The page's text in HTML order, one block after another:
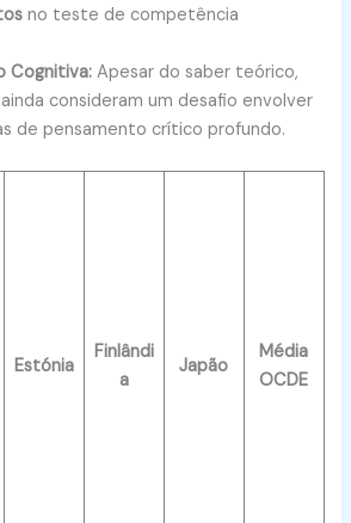
no teste de competência
Cognitiva: Apesar do saber teórico,
ainda consideram um desafio envolver
de pensamento crítico profundo.
Estónia
Finlândi
a
Japão
Média
OCDE